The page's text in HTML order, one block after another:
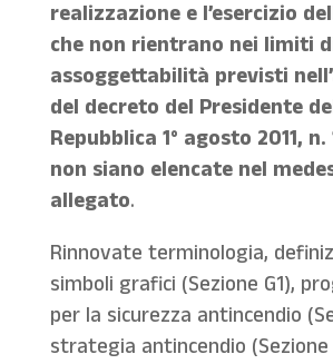
realizzazione e l’esercizio
che non rientrano nei limiti
assoggettabilità previsti
del decreto del Presidente
Repubblica 1° agosto 2011, n.
non siano elencate nel
allegato.
Rinnovate terminologia,
simboli grafici (Sezione G1),
per la sicurezza antincendio
strategia antincendio (Sezione